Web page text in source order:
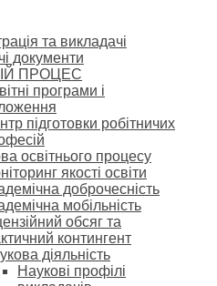
та викладачі
документи
ПРОЦЕС
програми і
підготовки робітничих
освітнього процесу
якості освіти
доброчесність
мобільність
обсяг та
контингент
діяльність
Наукові профілі